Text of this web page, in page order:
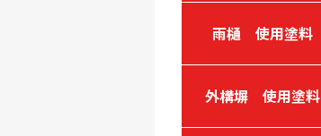
雨樋 使用塗料
外構塀 使用塗料